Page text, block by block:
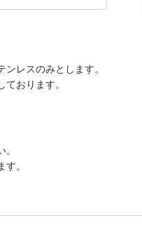
レスのみとします。
おります。
。